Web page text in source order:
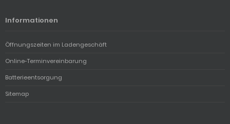
Informationen
Öffnungszeiten im Ladengeschäft
Online-Terminvereinbarung
Batterieentsorgung
Sitemap